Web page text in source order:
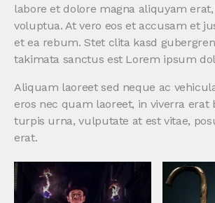
labore et dolore magna aliquyam
voluptua. At vero eos et accusam et
et ea rebum. Stet clita kasd
takimata sanctus est Lorem ipsum
Aliquam laoreet sed neque ac
eros nec quam laoreet, in viverra erat
turpis urna, vulputate at est vitae,
erat.